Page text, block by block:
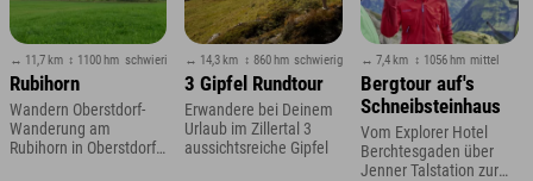
↔ 11,7 km ↕ 1100 hm schwierig
Rubihorn
Wandern Oberstdorf-
Wanderung am
Rubihorn in Oberstdorf
↔ 14,3 km ↕ 860 hm schwierig
3 Gipfel Rundtour
Erwandere bei Deinem
Urlaub im Zillertal 3
aussichtsreiche Gipfel
↔ 7,4 km ↕ 1056 hm mittel
Bergtour auf's
Schneibsteinhaus
Vom Explorer Hotel
Berchtesgaden über
Jenner Talstation zur